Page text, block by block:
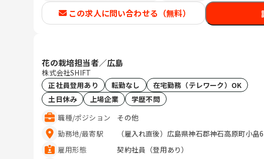
この求人に問い合わせる（無料）
花の栽培担当者／広島
株式会社SHIFT
正社員登用あり
転勤なし
在宅勤務（テレワーク）OK
土日休み
上場企業
学歴不問
職種/ポジション
その他
勤務地/最寄駅
（雇入れ直後）広島県神石郡神石高原町小
雇用形態
契約社員（登用あり）